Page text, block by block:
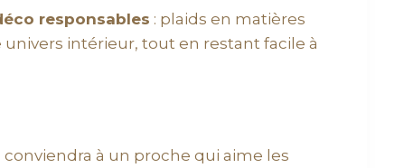
responsables : plaids en matières
intérieur, tout en restant facile à
à un proche qui aime les